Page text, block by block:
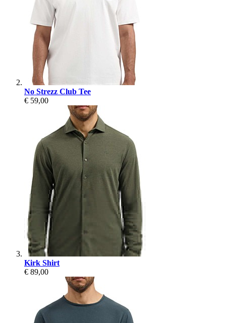
No Strezz Club Tee
€ 59,00
Kirk Shirt
€ 89,00